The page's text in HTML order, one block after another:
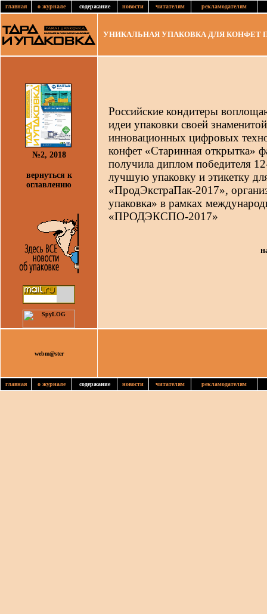
главная о журнале содержание новости читателям рекламодателям
УНИКАЛЬНАЯ УПАКОВКА ДЛЯ КОНФЕТ
№2, 2018
вернуться к
оглавлению
Российские кондитеры
идеи упаковки своей
инновационных цифровых
конфет «Старинная открытка»
получила диплом победителя
лучшую упаковку и этикетку
«ПродЭкстраПак-2017»,
упаковка» в рамках
«ПРОДЭКСПО-2017»
webm@ster
главная о журнале содержание новости читателям рекламодателям